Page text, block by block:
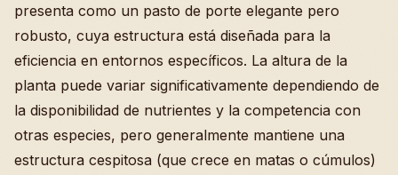
presenta como un pasto de porte elegante pero
robusto, cuya estructura está diseñada para la
eficiencia en entornos específicos. La altura de la
planta puede variar significativamente dependiendo de
la disponibilidad de nutrientes y la competencia con
otras especies, pero generalmente mantiene una
estructura cespitosa (que crece en matas o cúmulos)